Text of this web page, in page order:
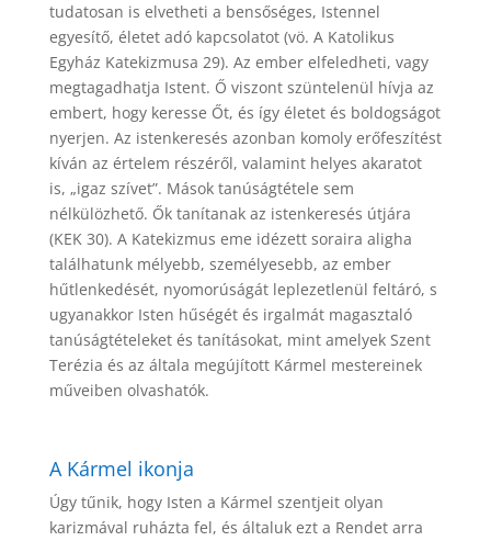
tudatosan is elvetheti a bensőséges, Istennel
egyesítő, életet adó kapcsolatot (vö. A Katolikus
Egyház Katekizmusa 29). Az ember elfeledheti, vagy
megtagadhatja Istent. Ő viszont szüntelenül hívja az
embert, hogy keresse Őt, és így életet és boldogságot
nyerjen. Az istenkeresés azonban komoly erőfeszítést
kíván az értelem részéről, valamint helyes akaratot
is, „igaz szívet”. Mások tanúságtétele sem
nélkülözhető. Ők tanítanak az istenkeresés útjára
(KEK 30). A Katekizmus eme idézett soraira aligha
találhatunk mélyebb, személyesebb, az ember
hűtlenkedését, nyomorúságát leplezetlenül feltáró, s
ugyanakkor Isten hűségét és irgalmát magasztaló
tanúságtételeket és tanításokat, mint amelyek Szent
Terézia és az általa megújított Kármel mestereinek
műveiben olvashatók.
A Kármel ikonja
Úgy tűnik, hogy Isten a Kármel szentjeit olyan
karizmával ruházta fel, és általuk ezt a Rendet arra